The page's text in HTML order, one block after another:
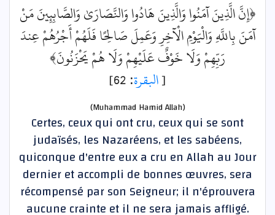
﴿إِنَّ الَّذِينَ آمَنُوا وَالَّذِينَ هَادُوا وَالنَّصَارَىٰ وَالصَّابِئِينَ مَنْ
آمَنَ بِاللَّهِ وَالْيَوْمِ الْآخِرِ وَعَمِلَ صَالِحًا فَلَهُمْ أَجْرُهُمْ عِندَ
رَبِّهِمْ وَلَا خَوْفٌ عَلَيْهِمْ وَلَا هُمْ يَحْزَنُونَ﴾
[البقرة: 62]
(Muhammad Hamid Allah)
Certes, ceux qui ont cru, ceux qui se sont
judaïsés, les Nazaréens, et les sabéens,
quiconque d'entre eux a cru en Allah au Jour
dernier et accompli de bonnes œuvres, sera
récompensé par son Seigneur; il n'éprouvera
aucune crainte et il ne sera jamais affligé.